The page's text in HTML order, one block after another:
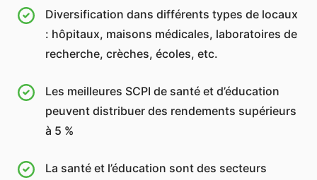
Diversification dans différents types de locaux
: hôpitaux, maisons médicales, laboratoires de
recherche, crèches, écoles, etc.
Les meilleures SCPI de santé et d’éducation
peuvent distribuer des rendements supérieurs
à 5 %
La santé et l’éducation sont des secteurs